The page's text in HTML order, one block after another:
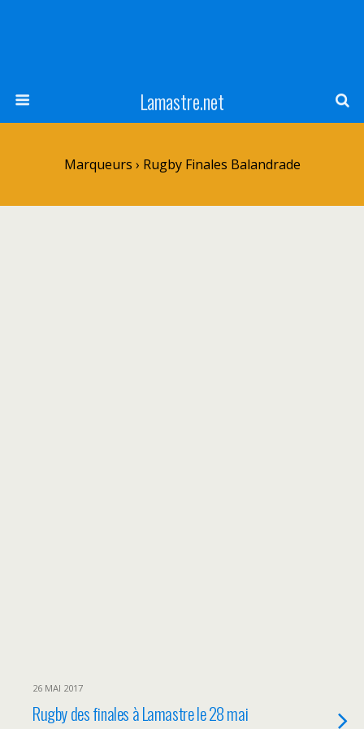
Lamastre.net
Marqueurs › Rugby Finales Balandrade
26 MAI 2017
Rugby des finales à Lamastre le 28 mai